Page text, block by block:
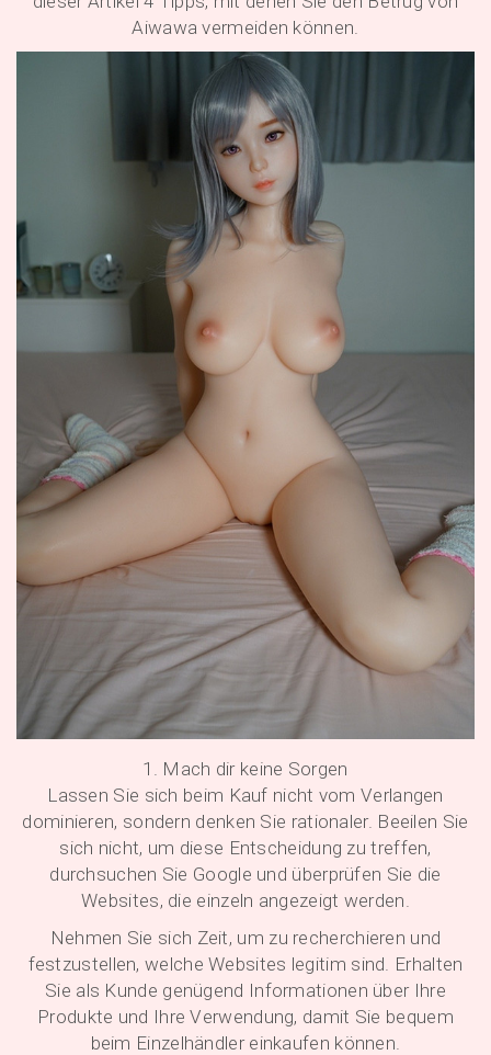
Aiwawa vermeiden können.
1. Mach dir keine Sorgen
Lassen Sie sich beim Kauf nicht vom Verlangen
dominieren, sondern denken Sie rationaler. Beeilen Sie
sich nicht, um diese Entscheidung zu treffen,
durchsuchen Sie Google und überprüfen Sie die
Websites, die einzeln angezeigt werden.
Nehmen Sie sich Zeit, um zu recherchieren und
festzustellen, welche Websites legitim sind. Erhalten
Sie als Kunde genügend Informationen über Ihre
Produkte und Ihre Verwendung, damit Sie bequem
beim Einzelhändler einkaufen können.